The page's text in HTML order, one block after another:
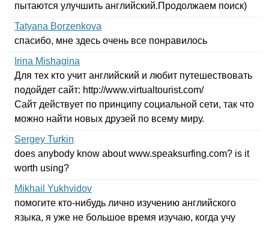
пытаются улучшить английский.Продолжаем поиск)
Tatyana Borzenkova
спасибо, мне здесь очень все понравилось
Irina Mishagina
Для тех кто учит английский и любит путешествовать
подойдет сайт: http://www.virtualtourist.com/
Сайт действует по принципу социальной сети, так что
можно найти новых друзей по всему миру.
Sergey Turkin
does anybody know about www.speaksurfing.com? is it
worth using?
Mikhail Yukhvidov
помогите кто-нибудь лично изучению английского
языка, я уже не большое время изучаю, когда учу